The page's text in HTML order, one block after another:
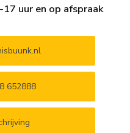
uur en op afspraak
652888